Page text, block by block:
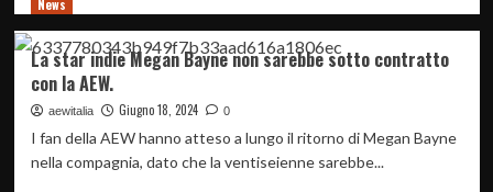
su
Allie
“The
Bunny”
una
pausa
News
La star indie Megan Bayne non sarebbe sotto contratto
con la AEW.
aewitalia Giugno 18, 2024 0
I fan della AEW hanno atteso a lungo il ritorno di Megan Bayne
nella compagnia, dato che la ventiseienne sarebbe...